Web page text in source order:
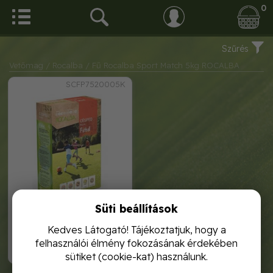
0
Szűrés
Vetőmag / Rocalba
/ Fű Rocalba Sport Match 5kg ROCALBA
SCFP7520005K
28 880,-
fű rocalba sport match 5kg
rocalba
Süti beállítások
Kedves Látogató! Tájékoztatjuk, hogy a
felhasználói élmény fokozásának érdekében
sütiket (cookie-kat) használunk.